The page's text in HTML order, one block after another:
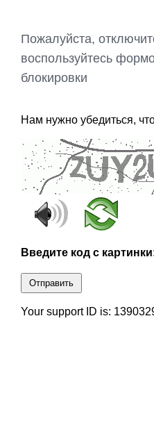
Пожалуйста,
воспользуйтесь
блокировки
Нам нужно убедиться,
Введите код с
Отправить
Your support ID is: